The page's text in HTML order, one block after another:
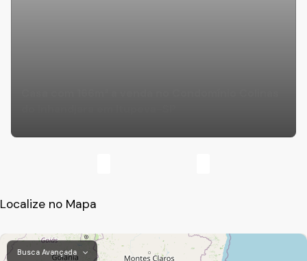
Localize no Mapa
Busca Avançada